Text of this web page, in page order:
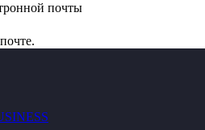
почты